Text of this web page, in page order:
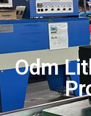
Odm